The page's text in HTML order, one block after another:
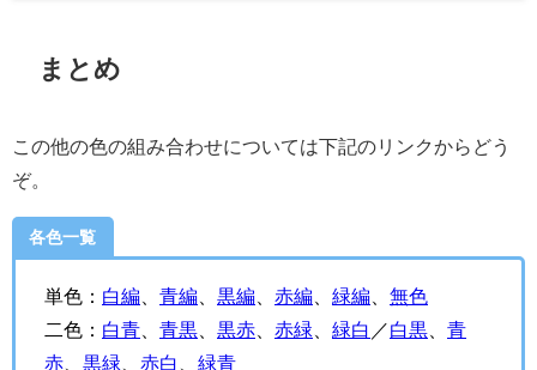
まとめ
この他の色の組み合わせについては下記のリンクからどう
ぞ。
各色一覧
単色： 白編 青編 黒編 赤編 緑編
無色
二色： 白青 青黒 黒赤 赤緑 緑白 ／白黒
青
赤
黒緑 赤白
緑青